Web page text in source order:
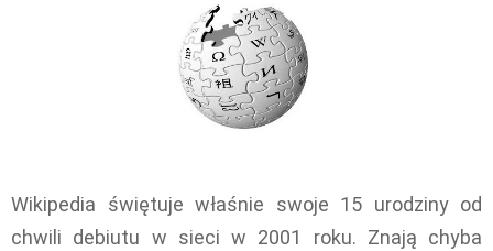
Wikipedia świętuje właśnie swoje 15 urodziny od
chwili debiutu w sieci w 2001 roku. Znają chyba